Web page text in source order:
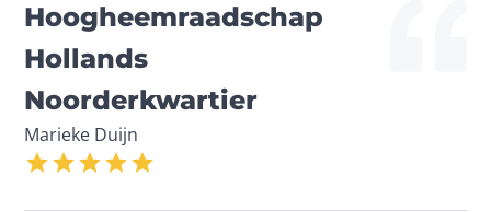
Hoogheemraadschap
Hollands
Noorderkwartier
Marieke Duijn